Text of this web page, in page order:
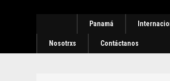
Panamá
Nosotrxs Contáctanos